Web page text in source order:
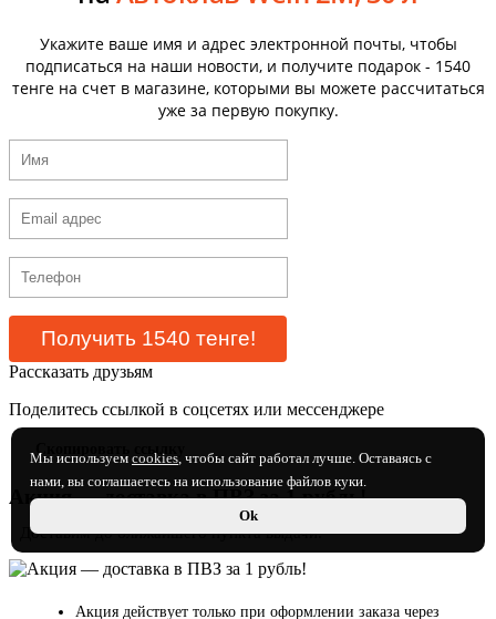
Укажите ваше имя и адрес электронной почты, чтобы
подписаться на наши новости, и получите подарок - 1540
тенге на счет в магазине, которыми вы можете рассчитаться
уже за первую покупку.
Рассказать друзьям
Поделитесь ссылкой в соцсетях или мессенджере
Скопировать ссылку
Акция — доставка в ПВЗ за 1 рубль!
Доставим до ближайшего пункта выдачи.
Акция действует только при оформлении заказа через
Мы используем cookies, чтобы сайт работал лучше. Оставаясь с
нами, вы соглашаетесь на использование файлов куки.
Ok